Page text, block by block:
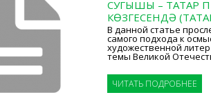
СУГЫШЫ – ТАТАР
КӨЗГЕСЕНДӘ
В данной статье
самого подхода к
художественной
темы Великой
ЧИТАТЬ ПОДРОБНЕЕ